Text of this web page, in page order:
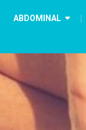
ABDOMINAL